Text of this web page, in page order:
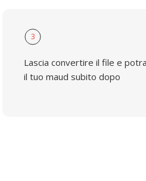
3
Lascia convertire il file e
il tuo maud subito dopo